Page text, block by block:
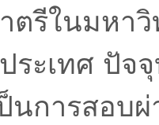
รีในมหา
ระเทศ ปัจ
นการสอบ